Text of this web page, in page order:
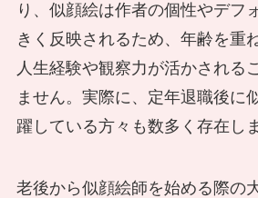
り、似顔絵は作者の個性やデフ
きく反映されるため、年齢を重
人生経験や観察力が活かされる
ません。実際に、定年退職後に
躍している方々も数多く存在し
老後から似顔絵師を始める際の